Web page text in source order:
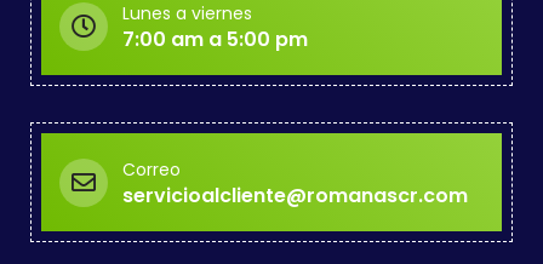
Lunes a viernes
7:00 am a 5:00 pm
Correo
servicioalcliente@romanascr.com